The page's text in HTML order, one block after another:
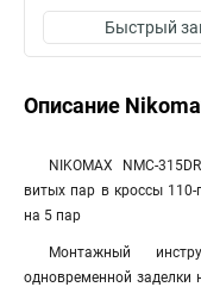
Быстрый
Описание
NIKOMAX NMC-
витых пар в кроссы 110-
на 5 пар
Монтажный
одновременной заделки